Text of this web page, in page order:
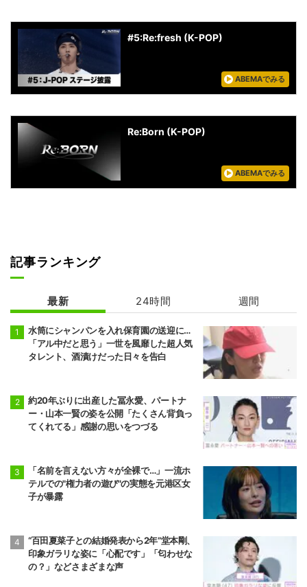
#5:Re:fresh (K-POP)
ABEMAでみる
Re:Born (K-POP)
ABEMAでみる
記事ランキング
最新 24時間 週間
水筒にシャンパンを入れ保育園の送迎に…
「アル中だと思う」一世を風靡した超人気
タレント、酒漬けだった日々を告白
約20年ぶりに出産した冨永愛、パートナ
ー・山本一賢の姿を公開「たくさん背負っ
てくれてる」感謝の思いをつづる
「名前を言えない方々が全裸で…」一流ホ
テルでの"権力者の遊び"の実態を元港区女
子が暴露
“百田夏菜子との結婚発表から2年”堂本剛、
印象ガラリな姿に「心配です」「匂わせな
の？」などさまざまな声